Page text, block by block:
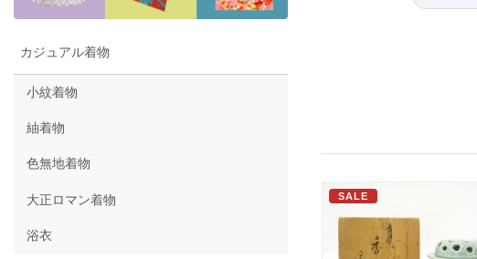
カジュアル着物
小紋着物
紬着物
色無地着物
大正ロマン着物
浴衣
SALE